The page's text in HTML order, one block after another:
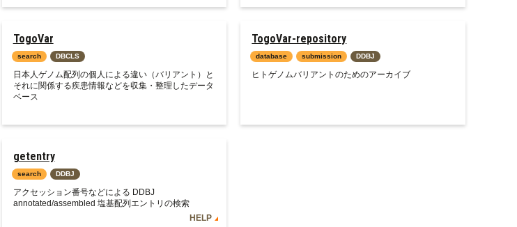
TogoVar
search DBCLS
日本人ゲノム配列の個人による違い（バリアント）と
それに関係する疾患情報などを収集・整理したデータ
ベース
TogoVar-repository
database submission DDBJ
ヒトゲノムバリアントのためのアーカイブ
getentry
search DDBJ
アクセッション番号などによる DDBJ
annotated/assembled 塩基配列エントリの検索
HELP